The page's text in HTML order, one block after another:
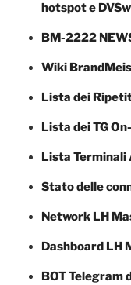
hotspot e
BM-2222
Wiki
Lista dei
Lista dei TG
Lista
Stato delle
Network LH
Dashboard LH
BOT Telegram